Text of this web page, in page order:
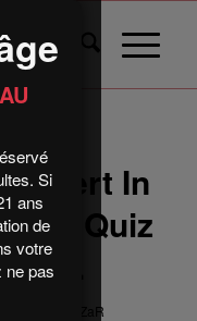
Si
ans
de
votre
ne pas
Expert In
Quiz
BaLtaZaR